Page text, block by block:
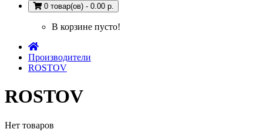
0 товар(ов) - 0.00 р.
В корзине пусто!
Производители
ROSTOV
ROSTOV
Нет товаров